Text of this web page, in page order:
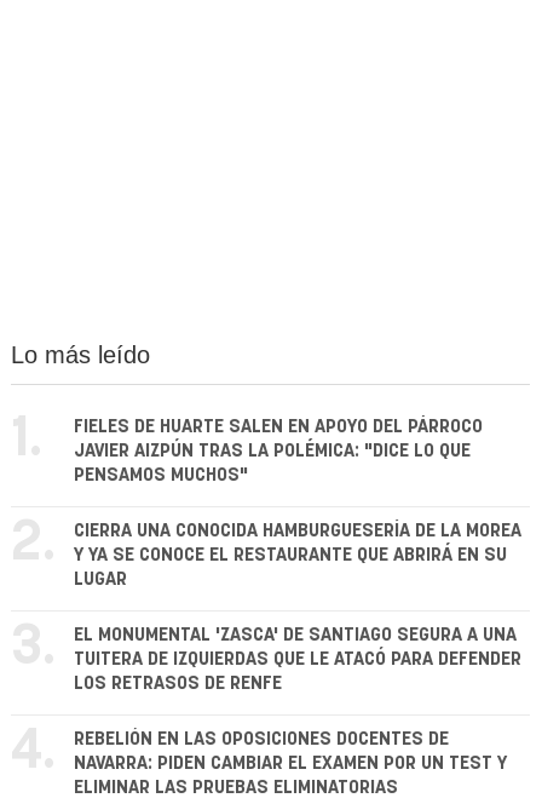
Lo más leído
1.
FIELES DE HUARTE SALEN EN APOYO DEL PÁRROCO
JAVIER AIZPÚN TRAS LA POLÉMICA: "DICE LO QUE
PENSAMOS MUCHOS"
2.
CIERRA UNA CONOCIDA HAMBURGUESERÍA DE LA MOREA
Y YA SE CONOCE EL RESTAURANTE QUE ABRIRÁ EN SU
LUGAR
3.
EL MONUMENTAL 'ZASCA' DE SANTIAGO SEGURA A UNA
TUITERA DE IZQUIERDAS QUE LE ATACÓ PARA DEFENDER
LOS RETRASOS DE RENFE
4.
REBELIÓN EN LAS OPOSICIONES DOCENTES DE
NAVARRA: PIDEN CAMBIAR EL EXAMEN POR UN TEST Y
ELIMINAR LAS PRUEBAS ELIMINATORIAS